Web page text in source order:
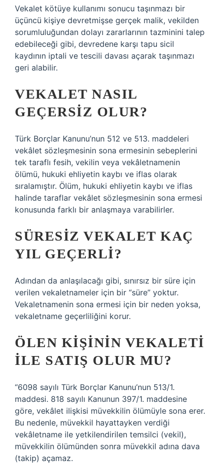
Vekalet kötüye kullanımı sonucu taşınmazı bir
üçüncü kişiye devretmişse gerçek malik, vekilden
sorumluluğundan dolayı zararlarının tazminini talep
edebileceği gibi, devredene karşı tapu sicil
kaydının iptali ve tescili davası açarak taşınmazı
geri alabilir.
VEKALET NASIL
GEÇERSIZ OLUR?
Türk Borçlar Kanunu’nun 512 ve 513. maddeleri
vekâlet sözleşmesinin sona ermesinin sebeplerini
tek taraflı fesih, vekilin veya vekâletnamenin
ölümü, hukuki ehliyetin kaybı ve iflas olarak
sıralamıştır. Ölüm, hukuki ehliyetin kaybı ve iflas
halinde taraflar vekâlet sözleşmesinin sona ermesi
konusunda farklı bir anlaşmaya varabilirler.
SÜRESIZ VEKALET KAÇ
YIL GEÇERLI?
Adından da anlaşılacağı gibi, sınırsız bir süre için
verilen vekaletnameler için bir “süre” yoktur.
Vekaletnamenin sona ermesi için bir neden yoksa,
vekaletname geçerliliğini korur.
ÖLEN KIŞININ VEKALETI
ILE SATIŞ OLUR MU?
“6098 sayılı Türk Borçlar Kanunu’nun 513/1.
maddesi. 818 sayılı Kanunun 397/1. maddesine
göre, vekâlet ilişkisi müvekkilin ölümüyle sona erer.
Bu nedenle, müvekkil hayattayken verdiği
vekâletname ile yetkilendirilen temsilci (vekil),
müvekkilin ölümünden sonra müvekkil adına dava
(takip) açamaz.